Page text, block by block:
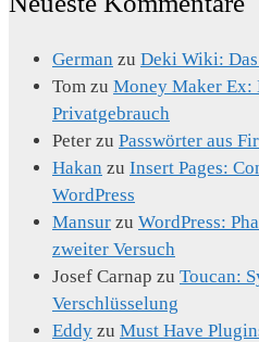
German zu Deki Wiki:
Tom zu Money Maker Ex:
Privatgebrauch
Peter zu Passwörter aus
Hakan zu Insert Pages:
WordPress
Mansur zu WordPress:
zweiter Versuch
Josef Carnap zu Toucan:
Verschlüsselung
Eddy zu Must Have